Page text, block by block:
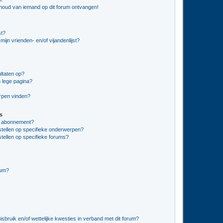
van iemand op dit forum ontvangen!
vrienden- en/of vijandenlijst?
op?
pagina?
vinden?
op specifieke onderwerpen?
op specifieke forums?
en/of wettelijke kwesties in verband met dit forum?